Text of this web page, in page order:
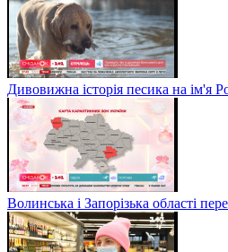
Дивовижна історія песика на ім'я
Волинська і Запорізька області